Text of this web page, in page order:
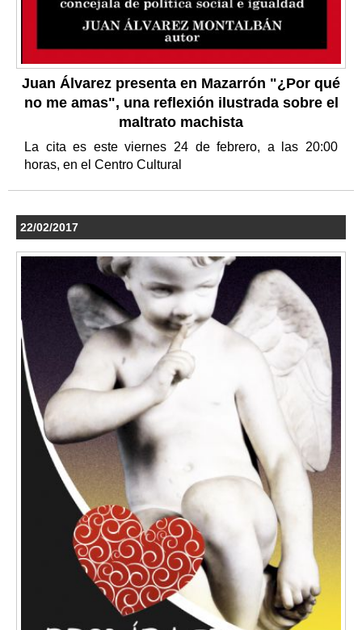
Juan Álvarez presenta en Mazarrón "¿Por qué
no me amas", una reflexión ilustrada sobre el
maltrato machista
La cita es este viernes 24 de febrero, a las 20:00
horas, en el Centro Cultural
22/02/2017